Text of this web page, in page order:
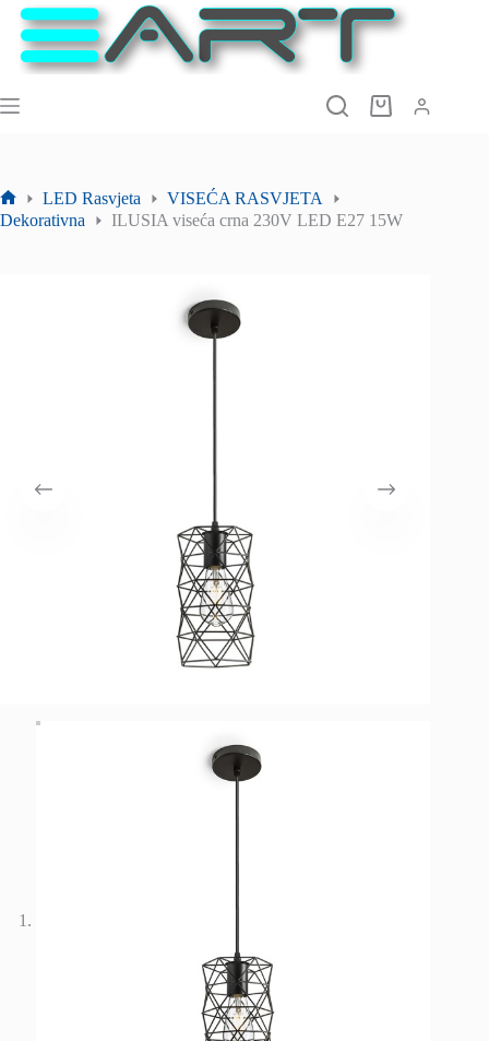
Preskoči
sadržaj
Košarica
Početna
LED Rasvjeta
VISEĆA RASVJETA
Dekorativna
ILUSIA viseća crna 230V LED E27 15W